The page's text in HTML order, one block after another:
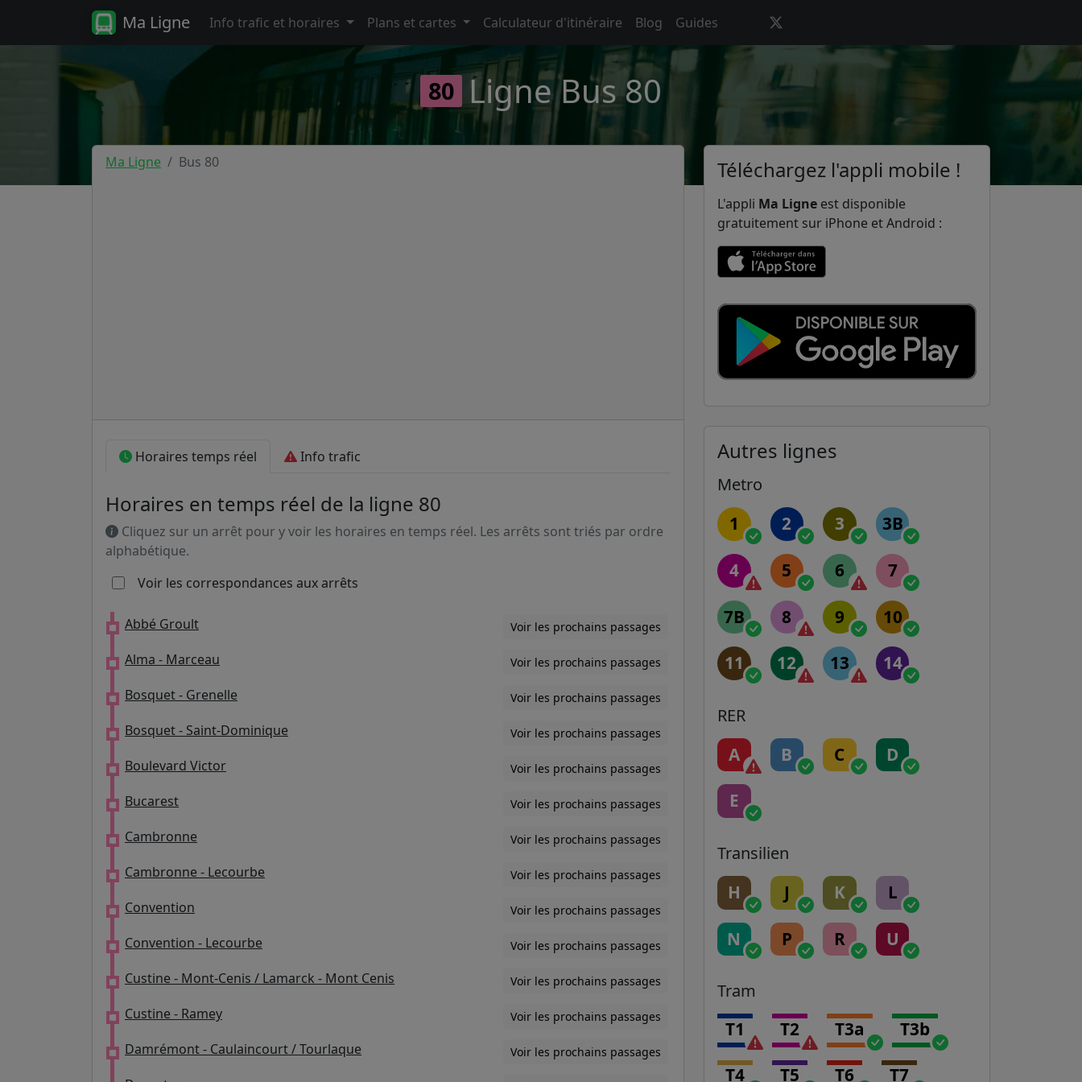
Ma Ligne Info trafic et horaires Plans et cartes Calculateur d'itinéraire Blog Guides
80 Ligne Bus 80
Ma Ligne Bus 80
Horaires temps réel Info trafic
Horaires en temps réel de la ligne 80
Cliquez sur un arrêt pour y voir les horaires en temps réel. Les arrêts sont triés par ordre
alphabétique.
Voir les correspondances aux arrêts
Abbé Groult Voir les prochains passages
Alma - Marceau Voir les prochains passages
Bosquet - Grenelle Voir les prochains passages
Bosquet - Saint-Dominique Voir les prochains passages
Boulevard Victor Voir les prochains passages
Bucarest Voir les prochains passages
Cambronne Voir les prochains passages
Cambronne - Lecourbe Voir les prochains passages
Convention Voir les prochains passages
Convention - Lecourbe Voir les prochains passages
Custine - Mont-Cenis / Lamarck - Mont Cenis Voir les prochains passages
Custine - Ramey Voir les prochains passages
Damrémont - Caulaincourt / Tourlaque Voir les prochains passages
Téléchargez l'appli mobile !
L'appli Ma Ligne est disponible
gratuitement sur iPhone et Android :
Autres lignes
Metro
1 2 3 3B
4 5 6 7
7B 8 9 10
11 12 13 14
RER
A B C D
E
Transilien
H J K L
N P R U
Tram
T1 T2 T3a T3b
T4 T5 T6 T7